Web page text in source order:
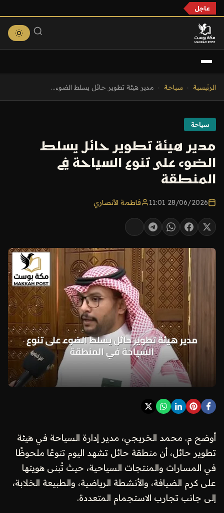
عاجل
الرئيسية سياحة مدير هيئة تطوير حائل يسلط الضوء...
سياحة
مدير هيئة تطوير حائل يسلط
الضوء على تنوع السياحة في
المنطقة
28/06/2026 11:01 فاطمة الأنصاري
أوضح م. محمد الخريجي، مدير إدارة السياحة في هيئة
تطوير حائل، أن منطقة حائل تشهد اليوم تنوعًا ملحوظًا
في المسارات والمنتجات السياحية، حيث تُبنى هويتها
على كرم الضيافة، والأنشطة الرياضية، والطبيعة الخلابة،
إلى جانب تجارب الاستجمام المتعددة.